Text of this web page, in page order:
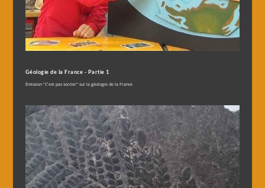
Géologie de la France - Partie 1
Émission "C'est pas sorcier" sur la géologie de la France